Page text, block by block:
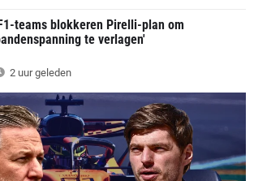
teams blokkeren Pirelli-plan om
te verlagen'
2 uur geleden